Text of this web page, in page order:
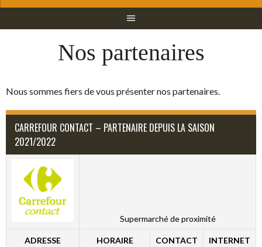
Nos partenaires
Nous sommes fiers de vous présenter nos partenaires.
CARREFOUR CONTACT – PARTENAIRE DEPUIS LA SAISON
2021/2022
Supermarché de proximité
ADRESSE HORAIRE CONTACT INTERNET